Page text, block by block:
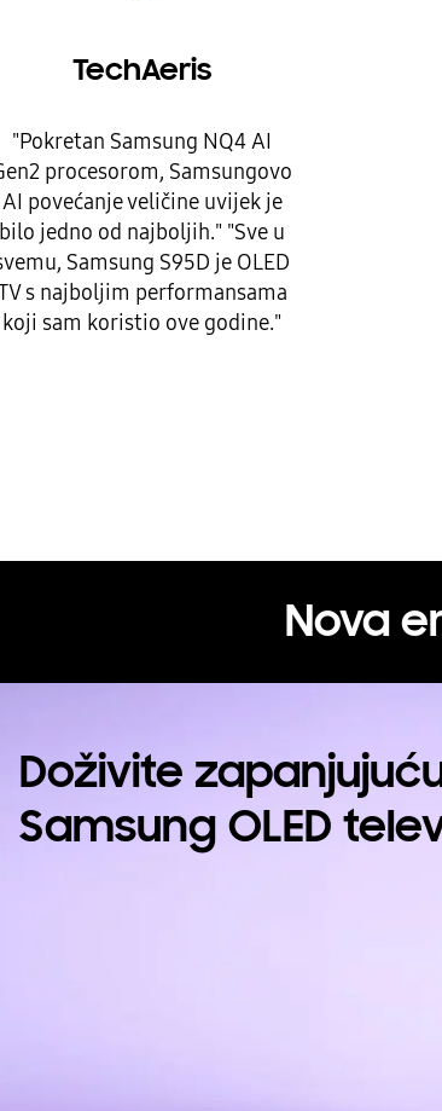
TechAeris
Gen2 procesorom, Samsungovo
AI povećanje veličine uvijek je
bilo jedno od najboljih." "Sve u
svemu, Samsung S95D je OLED
s najboljim performansama
koji sam koristio ove godine."
Nova
Doživite
Samsung OLED